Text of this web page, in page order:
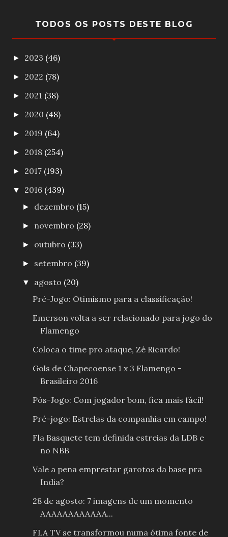
TODOS OS POSTS DESTE BLOG
► 2023 (46)
► 2022 (78)
► 2021 (38)
► 2020 (48)
► 2019 (64)
► 2018 (254)
► 2017 (193)
▼ 2016 (439)
► dezembro (15)
► novembro (28)
► outubro (33)
► setembro (39)
▼ agosto (20)
Pré-Jogo: Otimismo para a classificação!
Emerson volta a ser relacionado para jogo do
Flamengo
Coloca o time pro ataque, Zé Ricardo!
Gols de Chapecoense 1 x 3 Flamengo -
Brasileiro 2016
Pós-Jogo: Com jogador bom, fica mais fácil!
Pré-jogo: Estrelas da companhia em campo!
Fla Basquete tem definida estreias da LDB e
no NBB
Vale a pena emprestar garotos da base pra
India?
28 de agosto: 7 imagens de um momento
AAAAAAAAAAAA...
FLA TV se transformou numa ótima fonte de